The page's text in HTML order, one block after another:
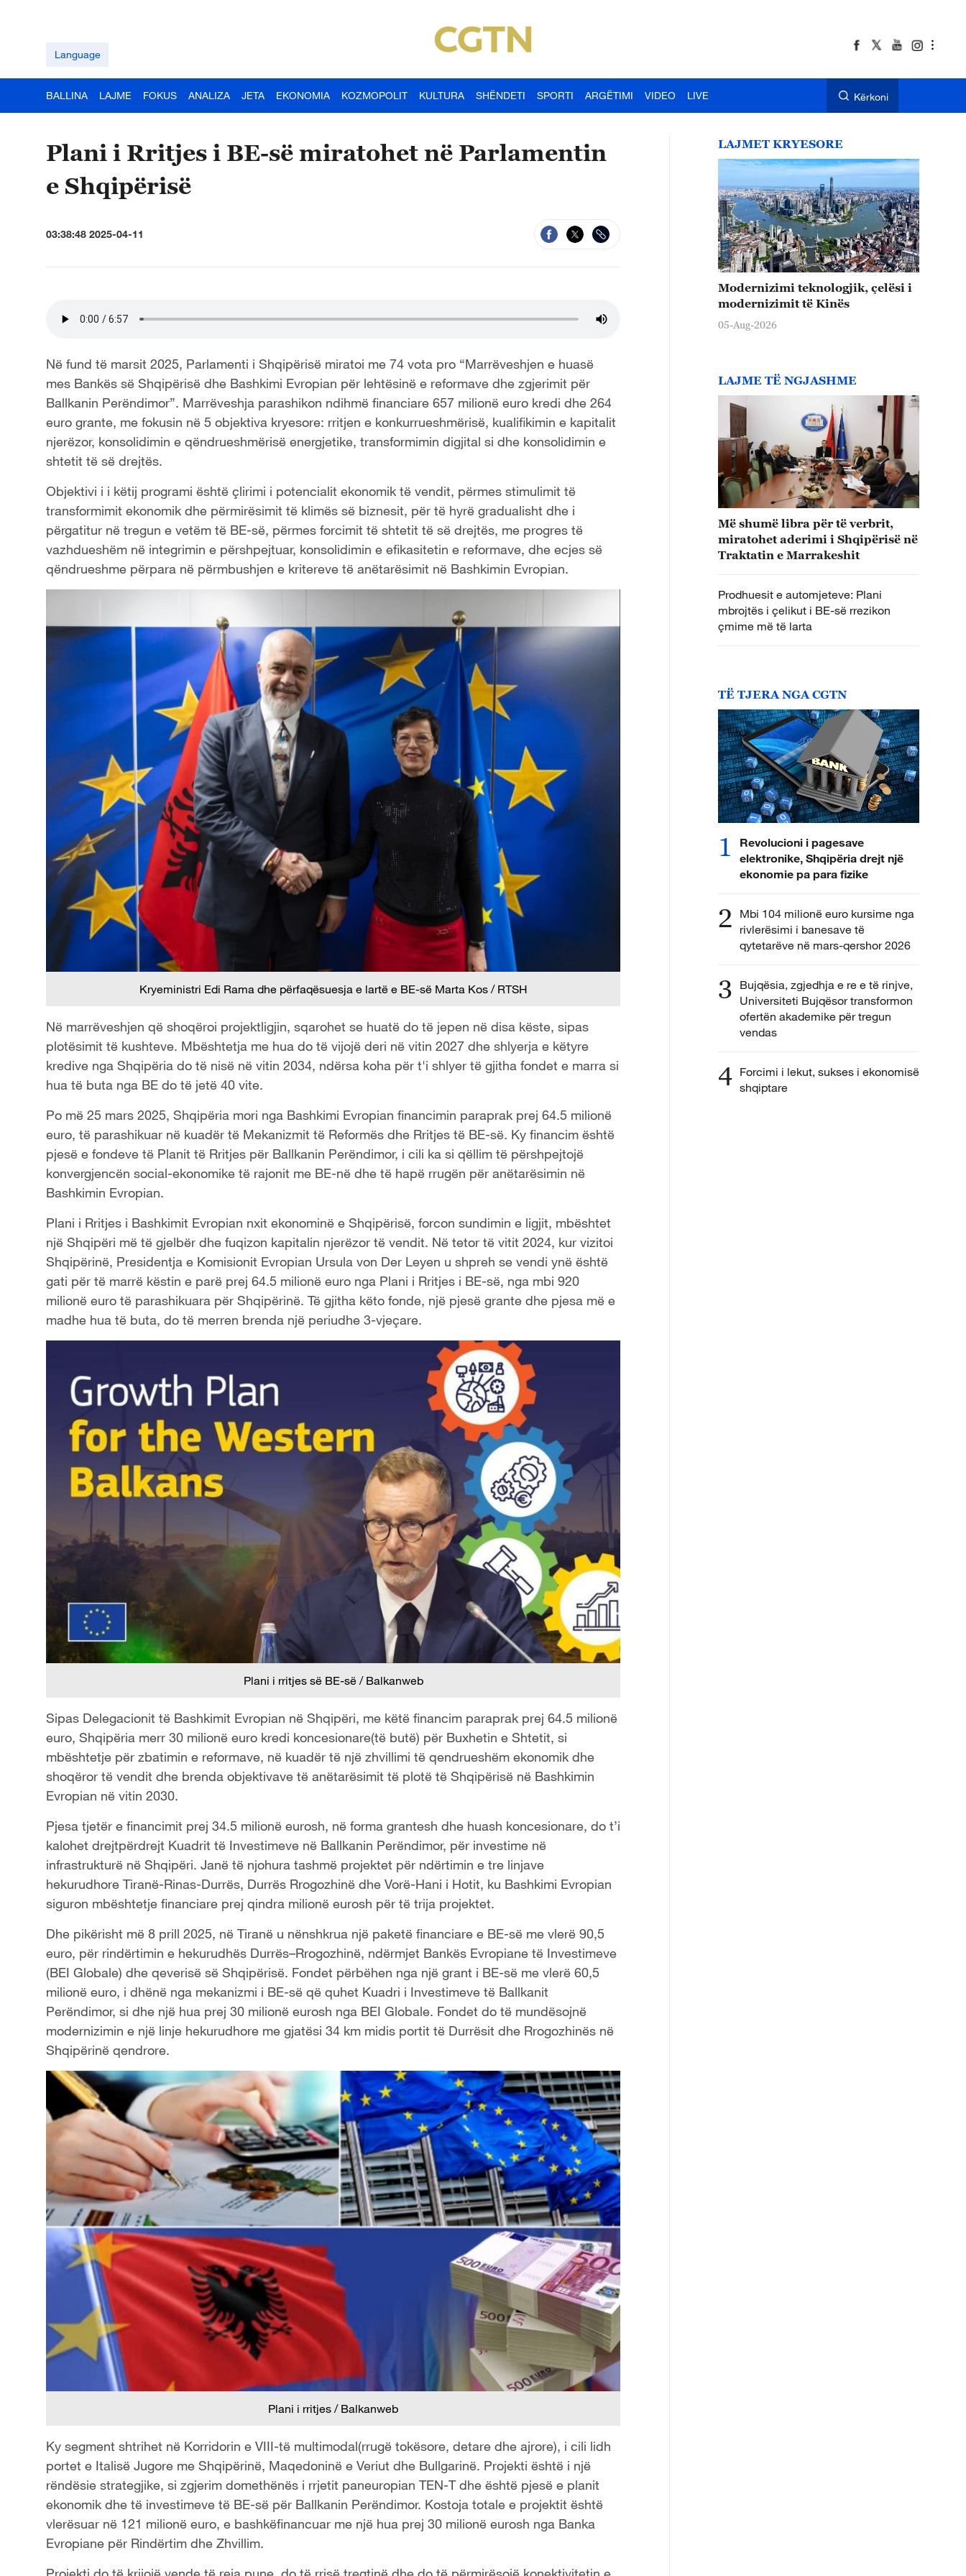
Language
BALLINA LAJME FOKUS ANALIZA JETA EKONOMIA KOZMOPOLIT KULTURA SHËNDETI SPORTI ARGËTIMI VIDEO LIVE Kërkoni
Plani i Rritjes i BE-së miratohet në Parlamentin
e Shqipërisë
03:38:48 2025-04-11
Në fund të marsit 2025, Parlamenti i Shqipërisë miratoi me 74 vota pro “Marrëveshjen e huasë
mes Bankës së Shqipërisë dhe Bashkimi Evropian për lehtësinë e reformave dhe zgjerimit për
Ballkanin Perëndimor”. Marrëveshja parashikon ndihmë financiare 657 milionë euro kredi dhe 264
euro grante, me fokusin në 5 objektiva kryesore: rritjen e konkurrueshmërisë, kualifikimin e kapitalit
njerëzor, konsolidimin e qëndrueshmërisë energjetike, transformimin digjital si dhe konsolidimin e
shtetit të së drejtës.
Objektivi i i këtij programi është çlirimi i potencialit ekonomik të vendit, përmes stimulimit të
transformimit ekonomik dhe përmirësimit të klimës së biznesit, për të hyrë gradualisht dhe i
përgatitur në tregun e vetëm të BE-së, përmes forcimit të shtetit të së drejtës, me progres të
vazhdueshëm në integrimin e përshpejtuar, konsolidimin e efikasitetin e reformave, dhe ecjes së
qëndrueshme përpara në përmbushjen e kritereve të anëtarësimit në Bashkimin Evropian.
Kryeministri Edi Rama dhe përfaqësuesja e lartë e BE-së Marta Kos / RTSH
Në marrëveshjen që shoqëroi projektligjin, sqarohet se huatë do të jepen në disa këste, sipas
plotësimit të kushteve. Mbështetja me hua do të vijojë deri në vitin 2027 dhe shlyerja e këtyre
kredive nga Shqipëria do të nisë në vitin 2034, ndërsa koha për t'i shlyer të gjitha fondet e marra si
hua të buta nga BE do të jetë 40 vite.
Po më 25 mars 2025, Shqipëria mori nga Bashkimi Evropian financimin paraprak prej 64.5 milionë
euro, të parashikuar në kuadër të Mekanizmit të Reformës dhe Rritjes të BE-së. Ky financim është
pjesë e fondeve të Planit të Rritjes për Ballkanin Perëndimor, i cili ka si qëllim të përshpejtojë
konvergjencën social-ekonomike të rajonit me BE-në dhe të hapë rrugën për anëtarësimin në
Bashkimin Evropian.
Plani i Rritjes i Bashkimit Evropian nxit ekonominë e Shqipërisë, forcon sundimin e ligjit, mbështet
një Shqipëri më të gjelbër dhe fuqizon kapitalin njerëzor të vendit. Në tetor të vitit 2024, kur vizitoi
Shqipërinë, Presidentja e Komisionit Evropian Ursula von Der Leyen u shpreh se vendi ynë është
gati për të marrë këstin e parë prej 64.5 milionë euro nga Plani i Rritjes i BE-së, nga mbi 920
milionë euro të parashikuara për Shqipërinë. Të gjitha këto fonde, një pjesë grante dhe pjesa më e
madhe hua të buta, do të merren brenda një periudhe 3-vjeçare.
Plani i rritjes së BE-së / Balkanweb
Sipas Delegacionit të Bashkimit Evropian në Shqipëri, me këtë financim paraprak prej 64.5 milionë
euro, Shqipëria merr 30 milionë euro kredi koncesionare(të butë) për Buxhetin e Shtetit, si
mbështetje për zbatimin e reformave, në kuadër të një zhvillimi të qendrueshëm ekonomik dhe
shoqëror të vendit dhe brenda objektivave të anëtarësimit të plotë të Shqipërisë në Bashkimin
Evropian në vitin 2030.
Pjesa tjetër e financimit prej 34.5 milionë eurosh, në forma grantesh dhe huash koncesionare, do t’i
kalohet drejtpërdrejt Kuadrit të Investimeve në Ballkanin Perëndimor, për investime në
infrastrukturë në Shqipëri. Janë të njohura tashmë projektet për ndërtimin e tre linjave
hekurudhore Tiranë-Rinas-Durrës, Durrës Rrogozhinë dhe Vorë-Hani i Hotit, ku Bashkimi Evropian
siguron mbështetje financiare prej qindra milionë eurosh për të trija projektet.
Dhe pikërisht më 8 prill 2025, në Tiranë u nënshkrua një paketë financiare e BE-së me vlerë 90,5
euro, për rindërtimin e hekurudhës Durrës–Rrogozhinë, ndërmjet Bankës Evropiane të Investimeve
(BEI Globale) dhe qeverisë së Shqipërisë. Fondet përbëhen nga një grant i BE-së me vlerë 60,5
milionë euro, i dhënë nga mekanizmi i BE-së që quhet Kuadri i Investimeve të Ballkanit
Perëndimor, si dhe një hua prej 30 milionë eurosh nga BEI Globale. Fondet do të mundësojnë
modernizimin e një linje hekurudhore me gjatësi 34 km midis portit të Durrësit dhe Rrogozhinës në
Shqipërinë qendrore.
Plani i rritjes / Balkanweb
Ky segment shtrihet në Korridorin e VIII-të multimodal(rrugë tokësore, detare dhe ajrore), i cili lidh
portet e Italisë Jugore me Shqipërinë, Maqedoninë e Veriut dhe Bullgarinë. Projekti është i një
rëndësie strategjike, si zgjerim domethënës i rrjetit paneuropian TEN-T dhe është pjesë e planit
ekonomik dhe të investimeve të BE-së për Ballkanin Perëndimor. Kostoja totale e projektit është
vlerësuar në 121 milionë euro, e bashkëfinancuar me një hua prej 30 milionë eurosh nga Banka
Evropiane për Rindërtim dhe Zhvillim.
LAJMET KRYESORE
Modernizimi teknologjik, çelësi i
modernizimit të Kinës
05-Aug-2026
LAJME TË NGJASHME
Më shumë libra për të verbrit,
miratohet aderimi i Shqipërisë në
Traktatin e Marrakeshit
Prodhuesit e automjeteve: Plani
mbrojtës i çelikut i BE-së rrezikon
çmime më të larta
TË TJERA NGA CGTN
1
Revolucioni i pagesave
elektronike, Shqipëria drejt një
ekonomie pa para fizike
2 Mbi 104 milionë euro kursime nga
rivlerësimi i banesave të
qytetarëve në mars-qershor 2026
3 Bujqësia, zgjedhja e re e të rinjve,
Universiteti Bujqësor transformon
ofertën akademike për tregun
vendas
4 Forcimi i lekut, sukses i ekonomisë
shqiptare